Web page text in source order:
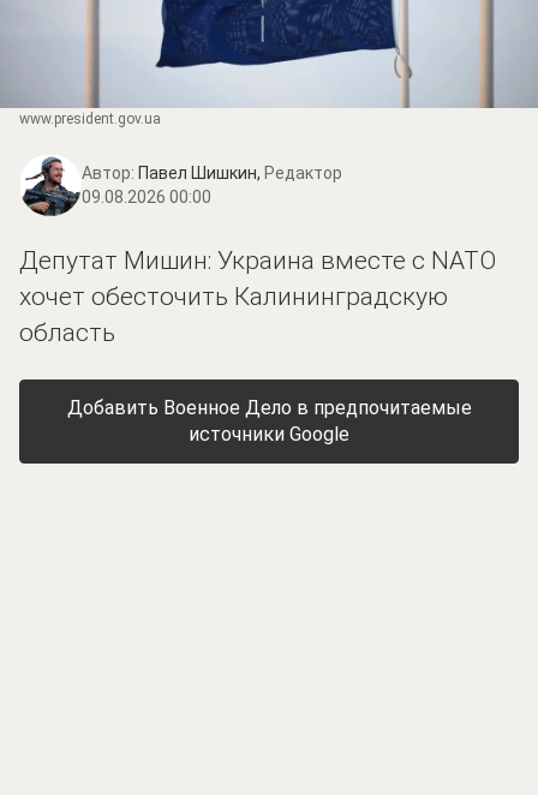
www.prеsidеnt.gоv.uа
Автор: Павел Шишкин, Редактор
09.08.2026 00:00
Депутат Мишин: Украина вместе с NATO
хочет обесточить Калининградскую
область
Добавить Военное Дело в предпочитаемые
источники Google